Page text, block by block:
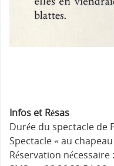
Infos et Résas
Durée du spectacle de
Spectacle « au chapeau
Réservation